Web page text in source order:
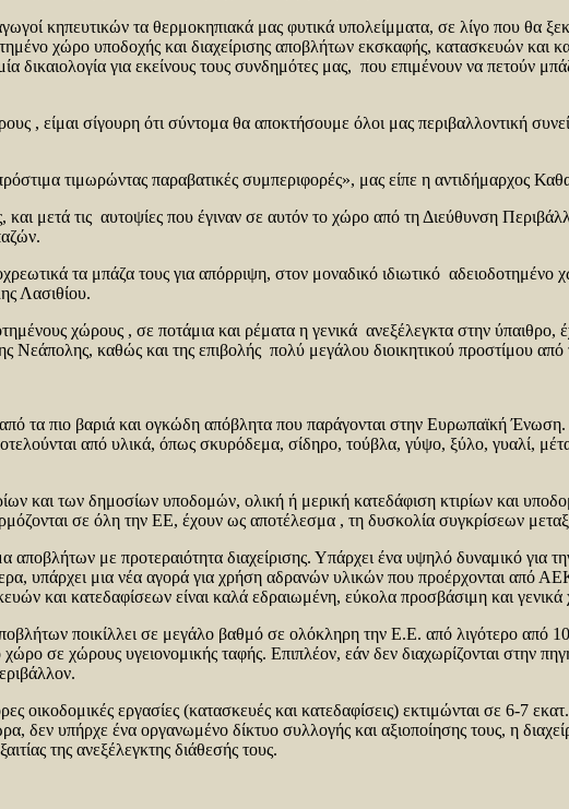
κηπευτικών τα θερμοκηπιακά μας φυτικά υπολείμματα, σε λίγο που θα
χώρο υποδοχής και διαχείρισης αποβλήτων εκσκαφής, κατασκευών και
δικαιολογία για εκείνους τους συνδημότες μας, που επιμένουν να πετούν
, είμαι σίγουρη ότι σύντομα θα αποκτήσουμε όλοι μας περιβαλλοντική
τιμωρώντας παραβατικές συμπεριφορές», μας είπε η αντιδήμαρχος
μετά τις αυτοψίες που έγιναν σε αυτόν το χώρο από τη Διεύθυνση
τα μπάζα τους για απόρριψη, στον μοναδικό ιδιωτικό
Λασιθίου.
χώρους , σε ποτάμια και ρέματα η γενικά ανεξέλεγκτα στην ύπαιθρο,
Νεάπολης, καθώς και της επιβολής πολύ μεγάλου διοικητικού προστίμου από
τα πιο βαριά και ογκώδη απόβλητα που παράγονται στην Ευρωπαϊκή
από υλικά, όπως σκυρόδεμα, σίδηρο, τούβλα, γύψο, ξύλο, γυαλί,
και των δημοσίων υποδομών, ολική ή μερική κατεδάφιση κτιρίων και
σε όλη την ΕΕ, έχουν ως αποτέλεσμα , τη δυσκολία συγκρίσεων
με προτεραιότητα διαχείρισης. Υπάρχει ένα υψηλό δυναμικό
υπάρχει μια νέα αγορά για χρήση αδρανών υλικών που προέρχονται από
και κατεδαφίσεων είναι καλά εδραιωμένη, εύκολα προσβάσιμη και
ποικίλλει σε μεγάλο βαθμό σε ολόκληρη την Ε.Ε. από λιγότερο από
σε χώρους υγειονομικής ταφής. Επιπλέον, εάν δεν διαχωρίζονται στην
οικοδομικές εργασίες (κατασκευές και κατεδαφίσεις) εκτιμώνται σε 6-7
δεν υπήρχε ένα οργανωμένο δίκτυο συλλογής και αξιοποίησης τους, η
της ανεξέλεγκτης διάθεσής τους.